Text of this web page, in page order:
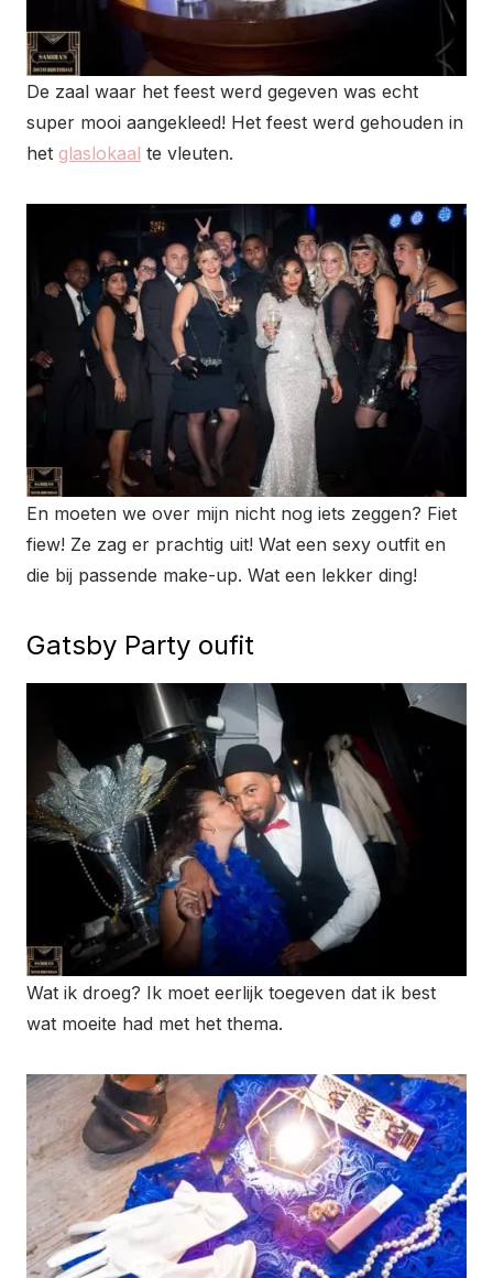
De zaal waar het feest werd gegeven was echt
super mooi aangekleed! Het feest werd gehouden in
het glaslokaal te vleuten.
En moeten we over mijn nicht nog iets zeggen? Fiet
fiew! Ze zag er prachtig uit! Wat een sexy outfit en
die bij passende make-up. Wat een lekker ding!
Gatsby Party oufit
Wat ik droeg? Ik moet eerlijk toegeven dat ik best
wat moeite had met het thema.